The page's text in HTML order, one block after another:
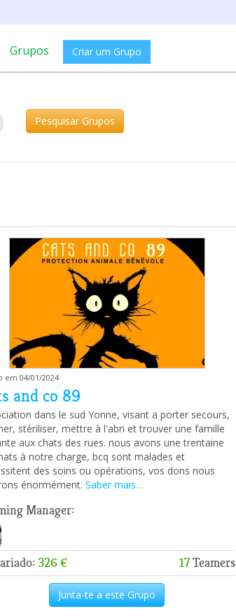
Grupos Criar um Grupo
Pesquisar Grupos
em 04/01/2024
and co 89
dans le sud Yonne, visant a porter secours,
stériliser, mettre à l'abri et trouver une famille
aux chats des rues. nous avons une trentaine
à notre charge, bcq sont malades et
des soins ou opérations, vos dons nous
énormément. Saber mais…
Manager:
326 € 17Teamers
Junta-te a este Grupo